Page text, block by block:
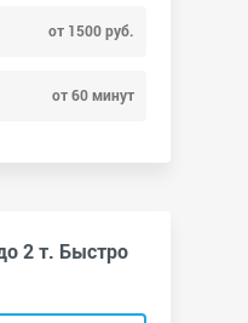
от 1500 руб.
от 60 минут
2 т. Быстро